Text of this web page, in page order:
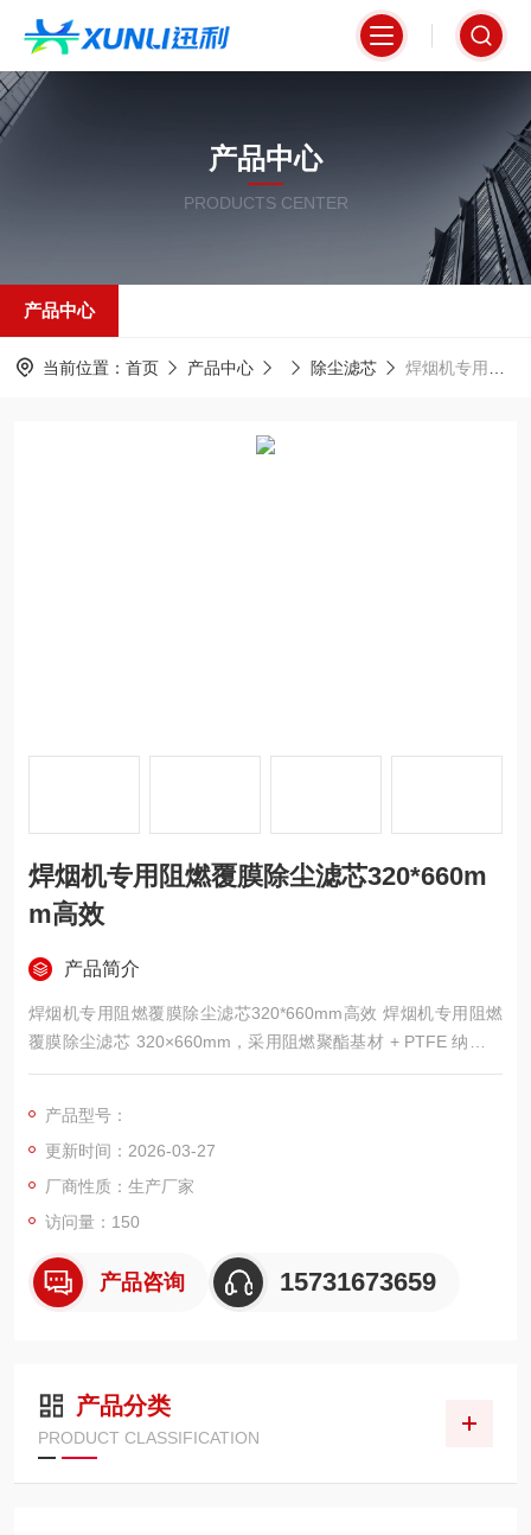
产品中心
PRODUCTS CENTER
产品中心
当前位置： 首页 产品中心 除尘滤芯 焊烟机专用阻燃覆膜除尘滤芯320*660mm高效
焊烟机专用阻燃覆膜除尘滤芯320*660m
m高效
产品简介
焊烟机专用阻燃覆膜除尘滤芯320*660mm高效 焊烟机专用阻燃
覆膜除尘滤芯 320×660mm，采用阻燃聚酯基材 + PTFE 纳米覆
膜复合结构，专为焊接烟尘、金属烟雾、火星粉尘工况设计。外
灰、耐温抗烧特性，适配各类移动式焊烟净化器、集中式焊烟除
尘系统，可稳定捕捉亚微米级焊烟粉尘，安全高效、使用寿命更
长。
产品型号：
更新时间：2026-03-27
厂商性质：生产厂家
访问量：150
产品咨询 15731673659
产品分类
PRODUCT CLASSIFICATION